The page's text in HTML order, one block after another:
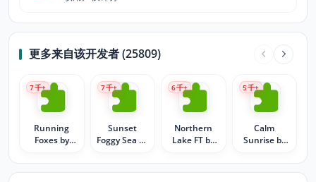
更多来自该开发者 (25809)
Running
Foxes by
7千+
Sunset
Foggy Sea by
7千+
Northern
Lake FT by
6千+
Calm
Sunrise by
5千+